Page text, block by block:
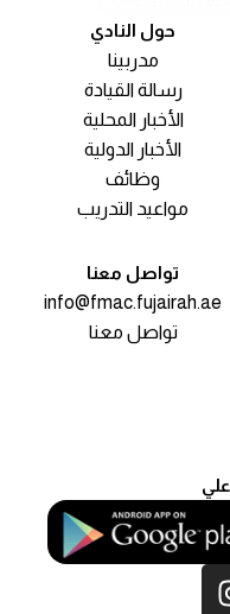
حول النادي
مدربينا
رسالة القيادة
الأخبار المحلية
الأخبار الدولية
وظائف
مواعيد التدريب
تواصل معنا
info@fmac.fujairah.ae
تواصل معنا